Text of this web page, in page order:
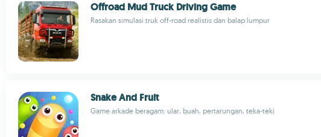
Offroad Mud Truck Driving Game
Rasakan simulasi truk off-road realistis dan balap lumpur
Snake And Fruit
Game arkade beragam: ular, buah, pertarungan, teka-teki